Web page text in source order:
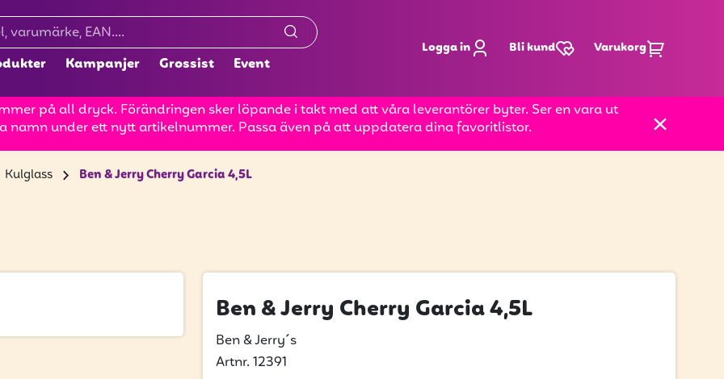
Kampanjer Grossist Event
Logga in Bli kund Varukorg
på all dryck. Förändringen sker löpande i takt med att våra leverantörer byter. Ser en vara ut
namn under ett nytt artikelnummer. Passa även på att uppdatera dina favoritlistor.
Kulglass Ben & Jerry Cherry Garcia 4,5L
Ben & Jerry Cherry Garcia 4,5L
Ben & Jerry´s
Artnr. 12391